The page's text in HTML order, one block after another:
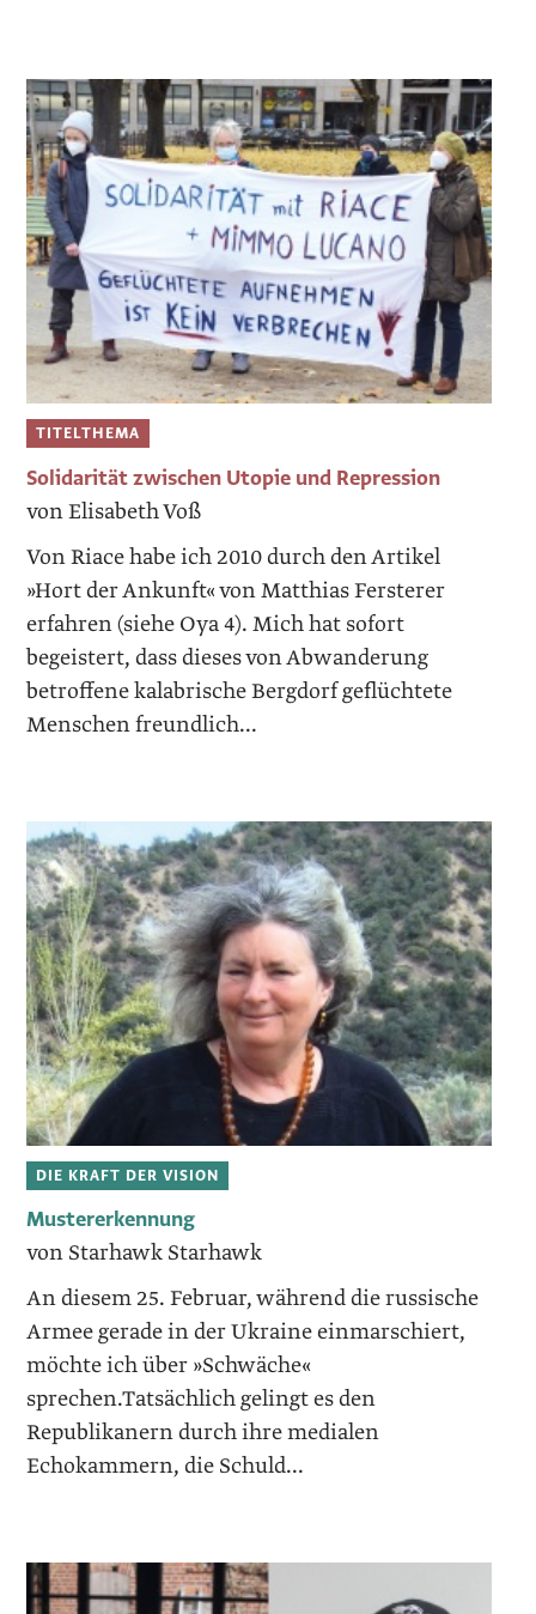
TITELTHEMA
Solidarität zwischen Utopie und Repression
von Elisabeth Voß
Von Riace habe ich 2010 durch den Artikel
»Hort der Ankunft« von Matthias Fersterer
erfahren (siehe Oya 4). Mich hat sofort
begeistert, dass dieses von Abwanderung
betroffene kalabrische Bergdorf geflüchtete
Menschen freundlich...
DIE KRAFT DER VISION
Mustererkennung
von Starhawk Starhawk
An diesem 25. Februar, während die russische
Armee gerade in der Ukraine einmarschiert,
möchte ich über »Schwäche«
sprechen.Tatsächlich gelingt es den
Republikanern durch ihre medialen
Echokammern, die Schuld...